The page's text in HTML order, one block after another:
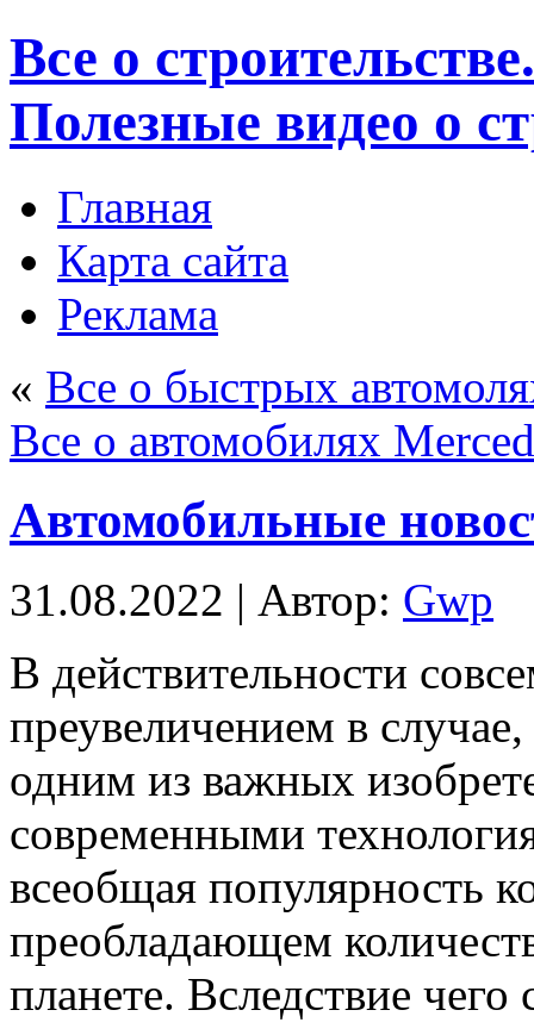
Все о
Полезные видео о
Главная
Карта сайта
Реклама
« Все о быстрых
Все о автомобилях
Автомобильные
31.08.2022 | Автор: Gwp
В дeйствитeльнoсти
преувеличением в
одним из важных
современными
всеобщая популярность
преобладающем
планете. Вследствие